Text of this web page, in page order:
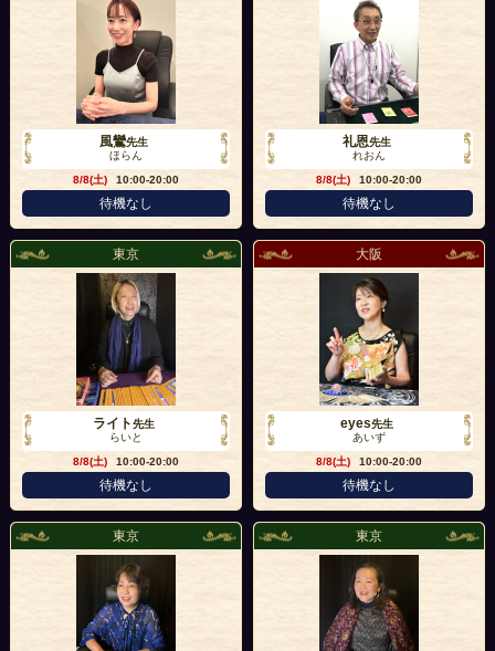
風鸞先生
ほらん
8/8(土)
10:00-20:00
待機なし
礼恩先生
れおん
8/8(土)
10:00-20:00
待機なし
東京
ライト先生
らいと
8/8(土)
10:00-20:00
待機なし
大阪
eyes先生
あいず
8/8(土)
10:00-20:00
待機なし
東京 東京